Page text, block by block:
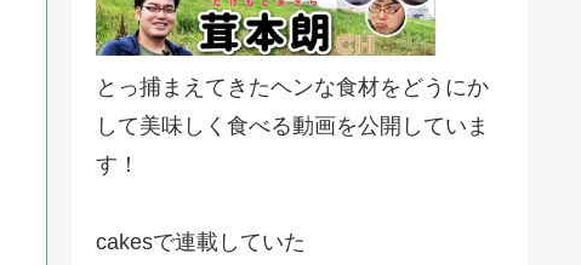
とっ捕まえてきたヘンな食材をどうにか
して美味しく食べる動画を公開していま
す！
cakesで連載していた